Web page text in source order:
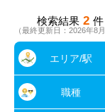
検索結果 2 件
（最終更新日：2026年8月
エリア/駅
職種